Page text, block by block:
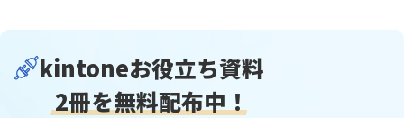
kintoneお役立ち資料
2冊を無料配布中！